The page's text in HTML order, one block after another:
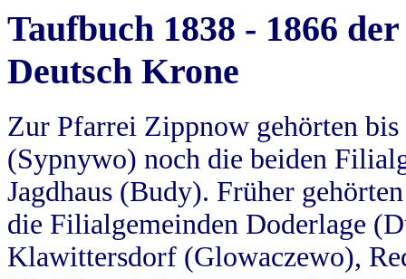
Taufbuch 1838 - 1866
Deutsch Krone
Zur Pfarrei Zippnow gehörten
(Sypnywo) noch die beiden
Jagdhaus (Budy). Früher
die Filialgemeinden Doderlage
Klawittersdorf (Glowaczewo),